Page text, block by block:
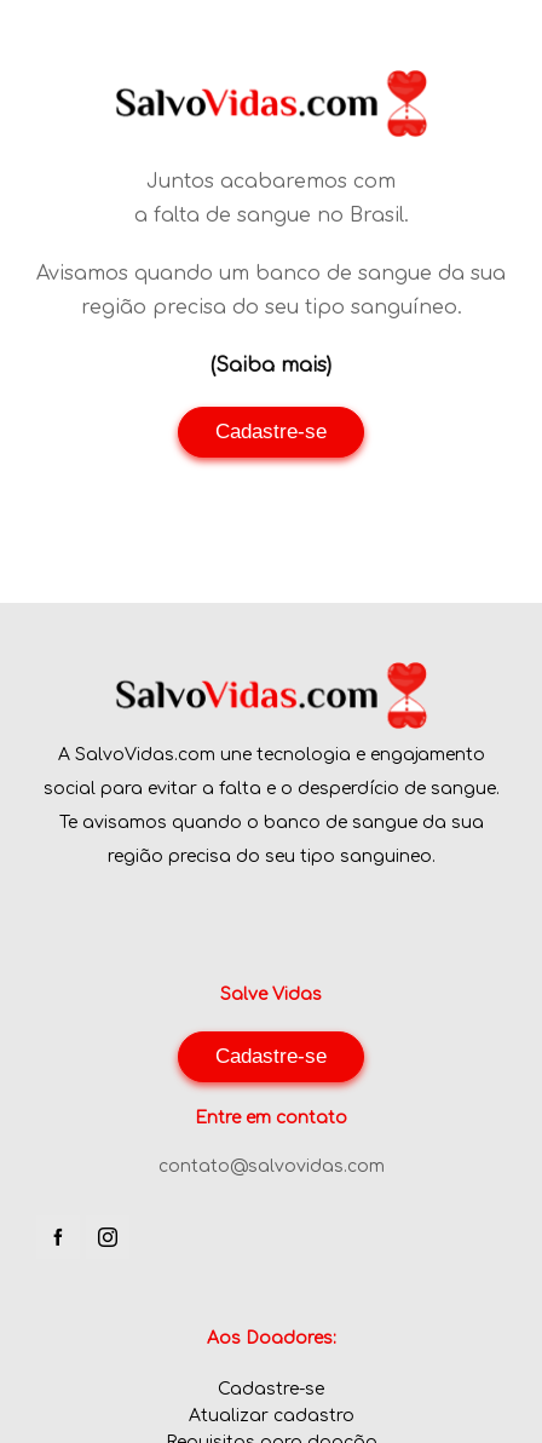
Juntos acabaremos com
a falta de sangue no Brasil.
Avisamos quando um banco de sangue da sua
região precisa do seu tipo sanguíneo.
(Saiba mais)
Cadastre-se
A SalvoVidas.com une tecnologia e engajamento
social para evitar a falta e o desperdício de sangue.
Te avisamos quando o banco de sangue da sua
região precisa do seu tipo sanguineo.
Salve Vidas
Cadastre-se
Entre em contato
contato@salvovidas.com
Aos Doadores:
Cadastre-se
Atualizar cadastro